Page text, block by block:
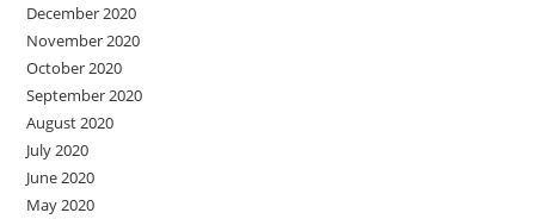
December 2020
November 2020
October 2020
September 2020
August 2020
July 2020
June 2020
May 2020